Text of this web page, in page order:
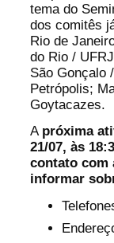
tema do
dos comitês
Rio de
do Rio /
São Gonçalo
Petrópolis;
Goytacazes.
A próxima
21/07, às
contato com
informar